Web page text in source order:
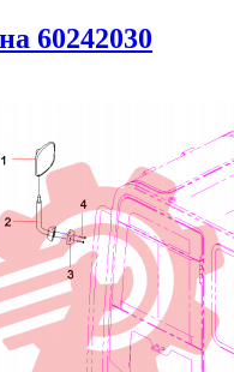
60242030